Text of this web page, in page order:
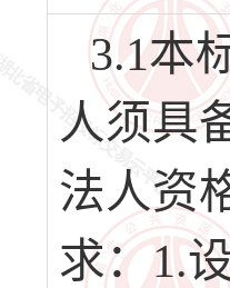
3.1本
人须具
法人资
求：1.